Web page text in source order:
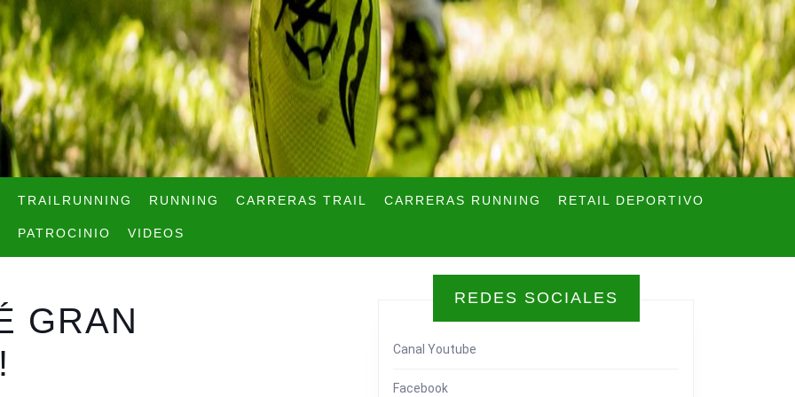
TRAILRUNNING RUNNING CARRERAS TRAIL CARRERAS RUNNING RETAIL DEPORTIVO
PATROCINIO VIDEOS
GRAN
REDES SOCIALES
Canal Youtube
Facebook